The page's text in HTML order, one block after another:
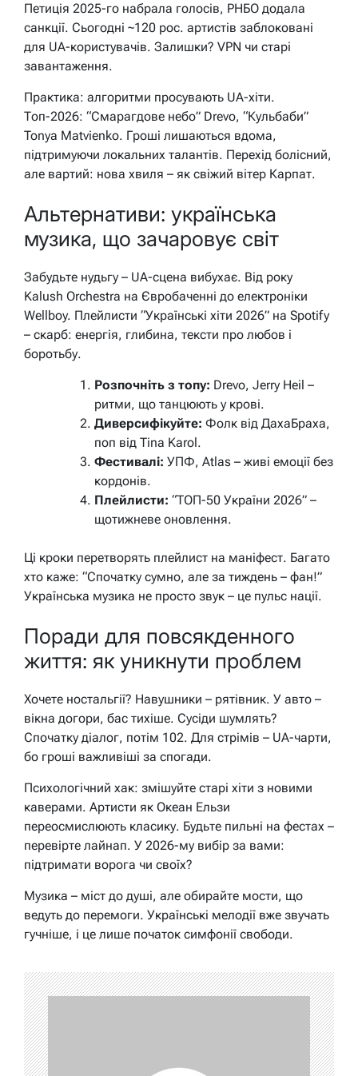
Петиція 2025-го набрала голосів, РНБО додала
санкції. Сьогодні ~120 рос. артистів заблоковані
для UA-користувачів. Залишки? VPN чи старі
завантаження.
Практика: алгоритми просувають UA-хіти.
Топ-2026: “Смарагдове небо” Drevo, “Кульбаби”
Tonya Matvienko. Гроші лишаються вдома,
підтримуючи локальних талантів. Перехід болісний,
але вартий: нова хвиля – як свіжий вітер Карпат.
Альтернативи: українська
музика, що зачаровує світ
Забудьте нудьгу – UA-сцена вибухає. Від року
Kalush Orchestra на Євробаченні до електроніки
Wellboy. Плейлисти “Українські хіти 2026” на Spotify
– скарб: енергія, глибина, тексти про любов і
боротьбу.
Розпочніть з топу: Drevo, Jerry Heil –
ритми, що танцюють у крові.
Диверсифікуйте: Фолк від ДахаБраха,
поп від Tina Karol.
Фестивалі: УПФ, Atlas – живі емоції без
кордонів.
Плейлисти: “ТОП-50 України 2026” –
щотижневе оновлення.
Ці кроки перетворять плейлист на маніфест. Багато
хто каже: “Спочатку сумно, але за тиждень – фан!”
Українська музика не просто звук – це пульс нації.
Поради для повсякденного
життя: як уникнути проблем
Хочете ностальгії? Навушники – рятівник. У авто –
вікна догори, бас тихіше. Сусіди шумлять?
Спочатку діалог, потім 102. Для стрімів – UA-чарти,
бо гроші важливіші за спогади.
Психологічний хак: змішуйте старі хіти з новими
каверами. Артисти як Океан Ельзи
переосмислюють класику. Будьте пильні на фестах –
перевірте лайнап. У 2026-му вибір за вами:
підтримати ворога чи своїх?
Музика – міст до душі, але обирайте мости, що
ведуть до перемоги. Українські мелодії вже звучать
гучніше, і це лише початок симфонії свободи.